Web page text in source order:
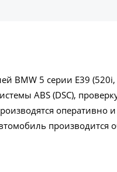
BMW 5 серии Е39
ABS (DSC),
оперативно и
производится